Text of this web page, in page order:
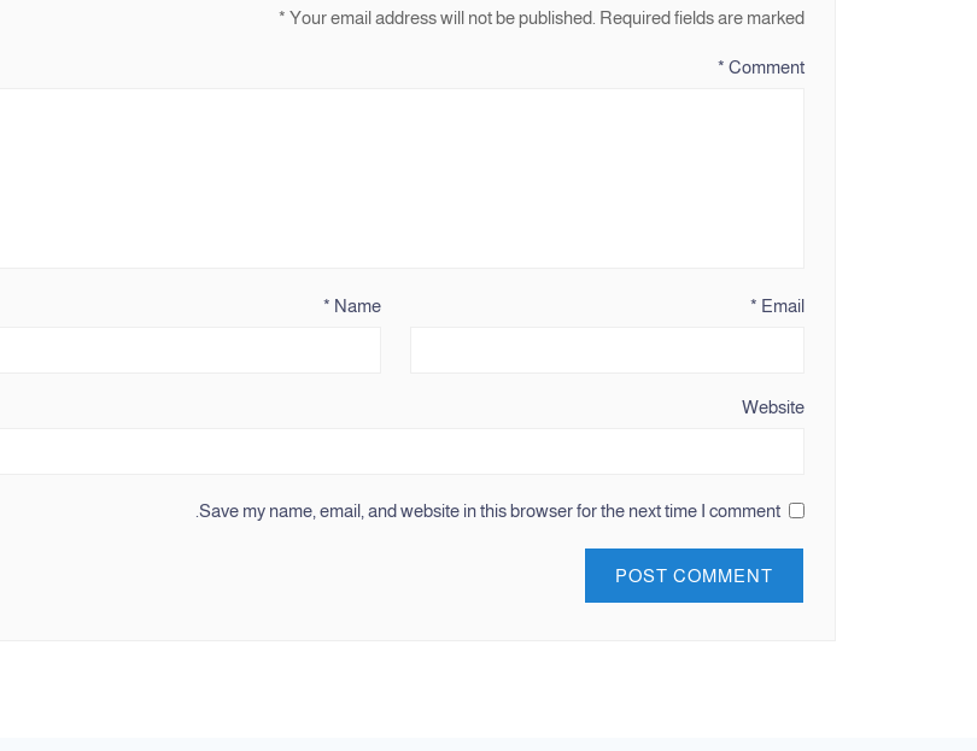
Your email address will not be published. Required fields are marked
*
Comment
*
Name
* Email
*
Website
Save my name, email, and website in this browser for the next time I comment.